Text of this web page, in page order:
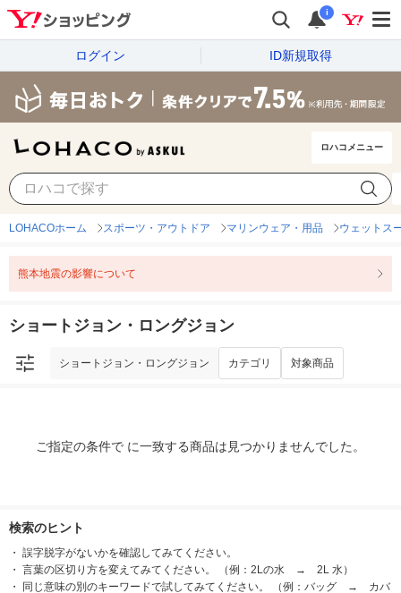
i
ログイン ID新規取得
ロハコメニュー
ショートジョン・ロングジョン
LOHACOホーム スポーツ・アウトドア マリンウェア・用品 ウェットス
熊本地震の影響について
ショートジョン・ロングジョン
ショートジョン・ロングジョン カテゴリ 対象商品
ご指定の条件で に一致する商品は見つかりませんでした。
検索のヒント
誤字脱字がないかを確認してみてください。
言葉の区切り方を変えてみてください。 （例：2Lの水 → 2L 水）
同じ意味の別のキーワードで試してみてください。 （例：バッグ → カバ